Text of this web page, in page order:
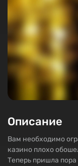
Описание
Вам необходимо
казино плохо
Теперь пришла